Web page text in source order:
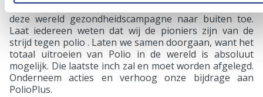
Beste Rotary Leaders, breng de rol die Rotary speelt in
deze wereld gezondheidscampagne naar buiten toe.
Laat iedereen weten dat wij de pioniers zijn van de
strijd tegen polio . Laten we samen doorgaan, want het
totaal uitroeien van Polio in de wereld is absoluut
mogelijk. Die laatste inch zal en moet worden afgelegd.
Onderneem acties en verhoog onze bijdrage aan
PolioPlus.